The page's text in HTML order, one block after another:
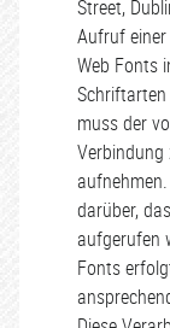
Street,
Aufruf
Web Fonts
Schriftarten
muss der
Verbindung
darüber,
aufgerufen
Fonts